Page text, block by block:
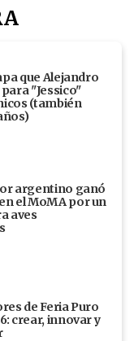
que Alejandro
"Jessico"
(también
argentino ganó
el MoMA por un
aves
de Feria Puro
crear, innovar y